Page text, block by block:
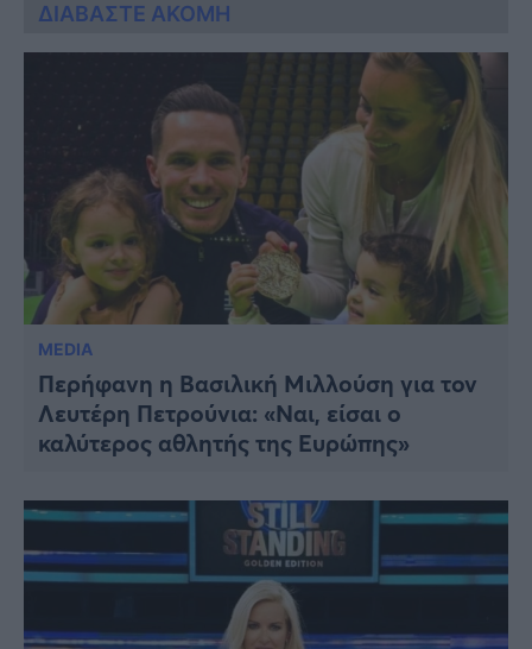
ΔΙΑΒΑΣΤΕ ΑΚΟΜΗ
MEDIA
Περήφανη η Βασιλική Μιλλούση για τον
Λευτέρη Πετρούνια: «Ναι, είσαι ο
καλύτερος αθλητής της Ευρώπης»